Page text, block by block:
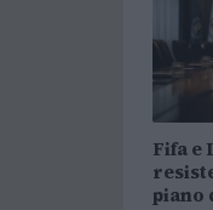
Fifa e
piano